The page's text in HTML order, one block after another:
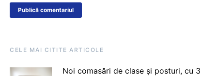
CELE MAI CITITE ARTICOLE
Noi comasări de clase și posturi, cu 3